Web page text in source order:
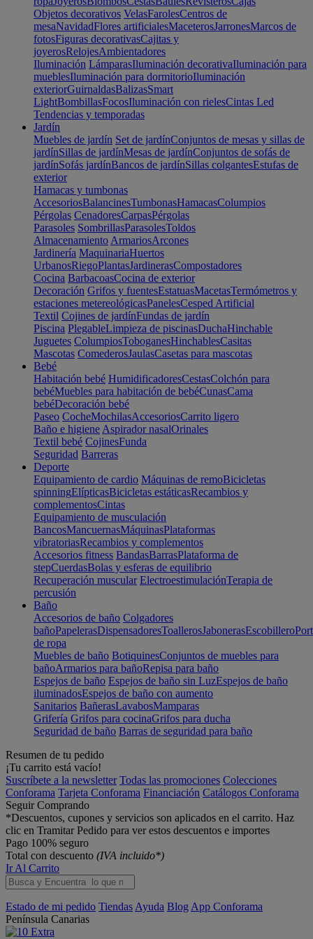
Objetos decorativos VelasFarolesCentros de
mesaNavidadFlores artificialesMaceterosJarronesMarcos de
fotosFiguras decorativasCajitas y
joyerosRelojesAmbientadores
Iluminación LámparasIluminación decorativaIluminación para
mueblesIluminación para dormitorioIluminación
exteriorGuirnaldasBalizasSmart
LightBombillasFocosIluminación con rielesCintas Led
Tendencias y temporadas
Jardín
Muebles de jardín Set de jardínConjuntos de mesas y sillas de
jardínSillas de jardínMesas de jardínConjuntos de sofás de
jardínSofás jardínBancos de jardínSillas colgantesEstufas de
exterior
Hamacas y tumbonas
AccesoriosBalancinesTumbonasHamacasColumpios
Pérgolas CenadoresCarpasPérgolas
Parasoles SombrillasParasolesToldos
Almacenamiento ArmariosArcones
Jardinería MaquinariaHuertos
UrbanosRiegoPlantasJardinerasCompostadores
Cocina BarbacoasCocina de exterior
Decoración Grifos y fuentesEstatuasMacetasTermómetros y
estaciones metereológicasPanelesCesped Artificial
Textil Cojines de jardínFundas de jardín
Piscina PlegableLimpieza de piscinasDuchaHinchable
Juguetes ColumpiosToboganesHinchablesCasitas
Mascotas ComederosJaulasCasetas para mascotas
Bebé
Habitación bebé HumidificadoresCestasColchón para
bebéMuebles para habitación de bebéCunasCama
bebéDecoración bebé
Paseo CocheMochilasAccesoriosCarrito ligero
Baño e higiene Aspirador nasalOrinales
Textil bebé CojinesFunda
Seguridad Barreras
Deporte
Equipamiento de cardio Máquinas de remoBicicletas
spinningElípticasBicicletas estáticasRecambios y
complementosCintas
Equipamiento de musculación
BancosMancuernasMáquinasPlataformas
vibratoriasRecambios y complementos
Accesorios fitness BandasBarrasPlataforma de
stepCuerdasBolas y esferas de equilibrio
Recuperación muscular ElectroestimulaciónTerapia de
percusión
Baño
Accesorios de baño Colgadores
bañoPapelerasDispensadoresToallerosJabonerasEscobillero
de ropa
Muebles de baño BotiquinesConjuntos de muebles para
bañoArmarios para bañoRepisa para baño
Espejos de baño Espejos de baño sin LuzEspejos de baño
iluminadosEspejos de baño con aumento
Sanitarios BañerasLavabosMamparas
Grifería Grifos para cocinaGrifos para ducha
Seguridad de baño Barras de seguridad para baño
Resumen de tu pedido
¡Tu carrito está vacío!
Suscríbete a la newsletter Todas las promociones Colecciones
Conforama Tarjeta Conforama Financiación Catálogos Conforama
Seguir Comprando
*Descuentos, cupones y servicios son aplicados en el carrito. Haz
clic en Tramitar Pedido para ver estos descuentos e importes
Pago 100% seguro
Total con descuento (IVA incluido*)
Ir Al Carrito
Estado de mi pedido Tiendas Ayuda Blog App Conforama
Península Canarias